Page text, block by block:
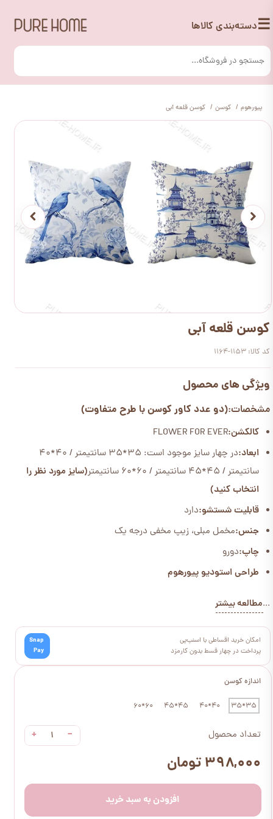
☰دسته‌بندی کالاها
پیورهوم کوسن کوسن قلعه آبی
اندازه کوسن
35*35
40*40
45*45
60*60
تعداد محصول −
+
۳۹۸,۰۰۰ تومان
افزودن به سبد خرید
کوسن قلعه آبی
کد کالا: 1153-1164
ویژگی های محصول
مشخصات:(دو عدد کاور کوسن با طرح متفاوت)
کالکشن:FLOWER FOR EVER
ابعاد:
در چهار سایز موجود است: 35*35 سانتیمتر / 40*40
سانتیمتر / 45*45 سانتیمتر / 60*60 سانتیمتر
(سایز مورد نظر را
انتخاب کنید)
قابلیت شستشو:دارد
جنس:مخمل مبلی، زیپ مخفی درجه یک
چاپ:دورو
طراحی استودیو پیورهوم
...مطالعه بیشتر
امکان خرید اقساطی با اسنپ‌پی
پرداخت در چهار قسط بدون کارمزد
Snap
Pay